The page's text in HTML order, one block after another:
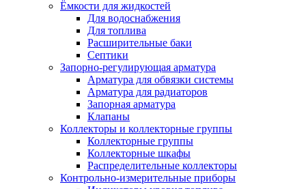
Ёмкости для жидкостей
Для водоснабжения
Для топлива
Расширительные баки
Септики
Запорно-регулирующая арматура
Арматура для обвязки системы
Арматура для радиаторов
Запорная арматура
Клапаны
Коллекторы и коллекторные группы
Коллекторные группы
Коллекторные шкафы
Распределительные коллекторы
Контрольно-измерительные приборы